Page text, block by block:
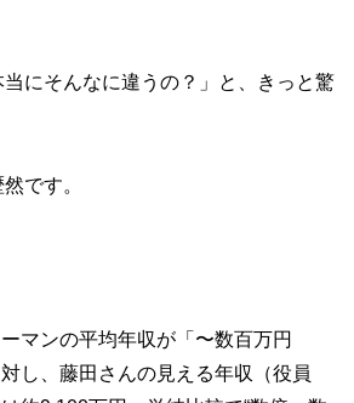
当にそんなに違うの？」と、きっと驚
です。
マンの平均年収が「〜数百万円
し、藤田さんの見える年収（役員